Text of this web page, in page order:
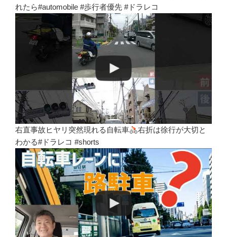
れたら#automobile #歩行者優先 #ドラレコ
右直事故ヒヤリ突然現れる自転車
右折は徐行が大切と
わかる#ドラレコ #shorts